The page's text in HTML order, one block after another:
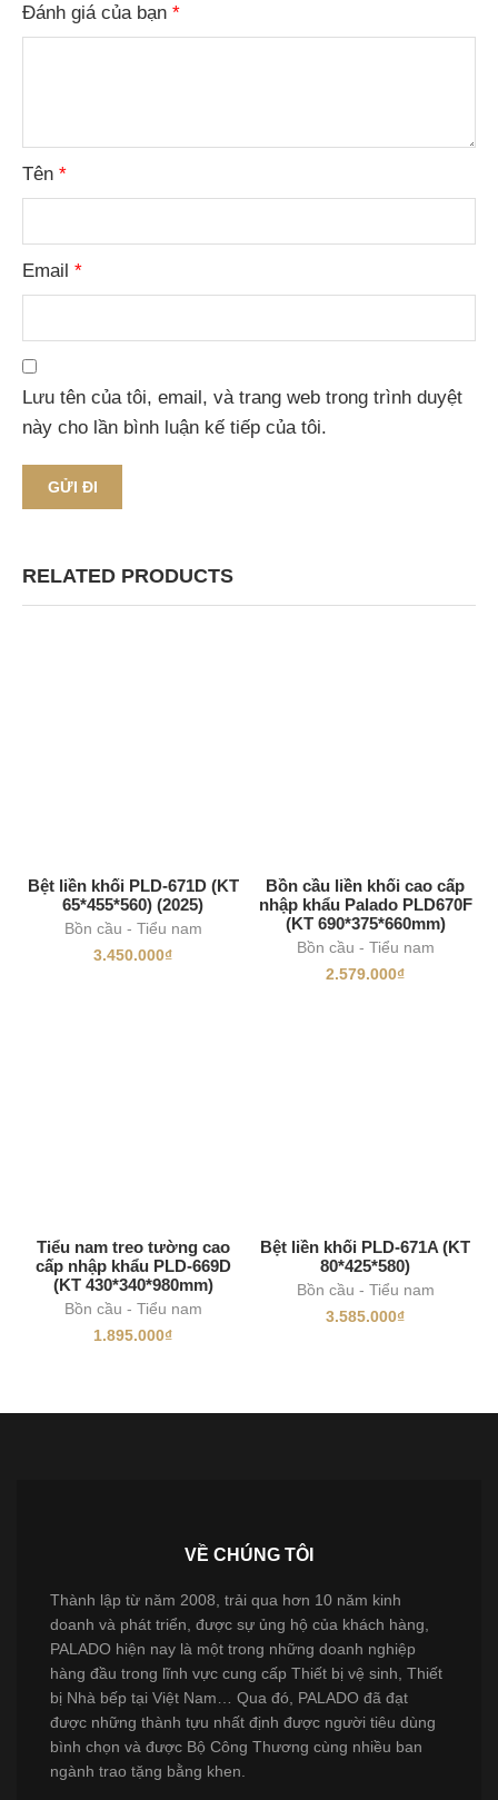
Đánh giá của bạn *
Tên *
Email *
Lưu tên của tôi, email, và trang web trong trình duyệt
này cho lần bình luận kế tiếp của tôi.
RELATED PRODUCTS
Bệt liền khối PLD-671D (KT
65*455*560) (2025)
Bồn cầu - Tiểu nam
3.450.000₫
Bồn cầu liền khối cao cấp
nhập khẩu Palado PLD670F
(KT 690*375*660mm)
Bồn cầu - Tiểu nam
2.579.000₫
Tiểu nam treo tường cao
cấp nhập khẩu PLD-669D
(KT 430*340*980mm)
Bồn cầu - Tiểu nam
1.895.000₫
Bệt liền khối PLD-671A (KT
80*425*580)
Bồn cầu - Tiểu nam
3.585.000₫
VỀ CHÚNG TÔI
Thành lập từ năm 2008, trải qua hơn 10 năm kinh
doanh và phát triển, được sự ủng hộ của khách hàng,
PALADO hiện nay là một trong những doanh nghiệp
hàng đầu trong lĩnh vực cung cấp Thiết bị vệ sinh, Thiết
bị Nhà bếp tại Việt Nam… Qua đó, PALADO đã đạt
được những thành tựu nhất định được người tiêu dùng
bình chọn và được Bộ Công Thương cùng nhiều ban
ngành trao tặng bằng khen.